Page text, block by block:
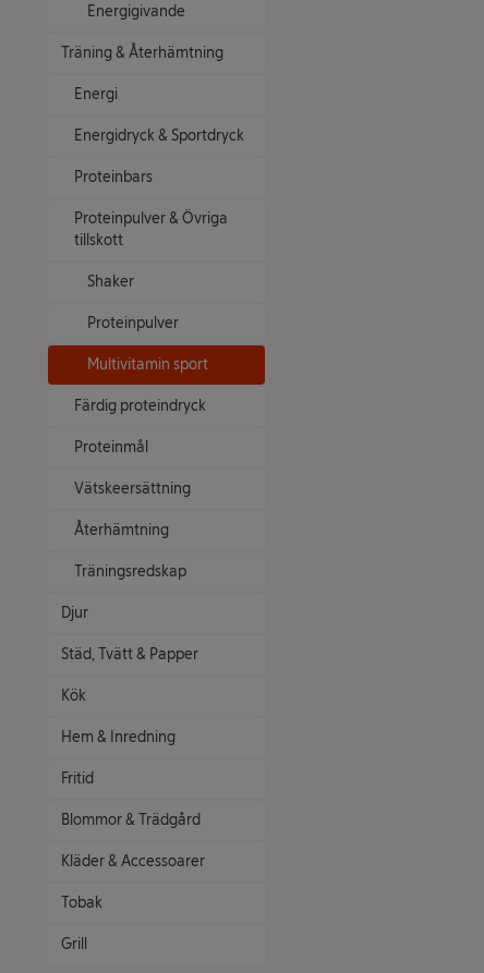
Energigivande
Träning & Återhämtning
Energi
Energidryck & Sportdryck
Proteinbars
Proteinpulver & Övriga
tillskott
Shaker
Proteinpulver
Multivitamin sport
Färdig proteindryck
Proteinmål
Vätskeersättning
Återhämtning
Träningsredskap
Djur
Städ, Tvätt & Papper
Kök
Hem & Inredning
Fritid
Blommor & Trädgård
Kläder & Accessoarer
Tobak
Grill